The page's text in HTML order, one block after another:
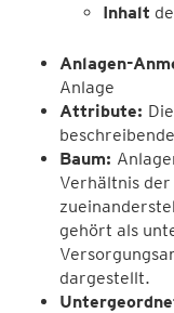
Inhalt
Anlagen-
Anlage
Attribute:
Baum:
Verhältnis
gehört als
dargestellt.